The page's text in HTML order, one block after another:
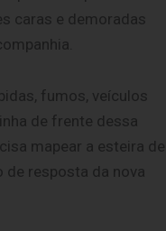
caras e demoradas
fumos, veículos
de frente dessa
mapear a esteira de
de resposta da nova